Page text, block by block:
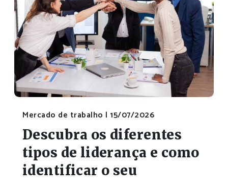
Mercado de trabalho | 15/07/2026
Descubra os diferentes
tipos de liderança e como
identificar o seu